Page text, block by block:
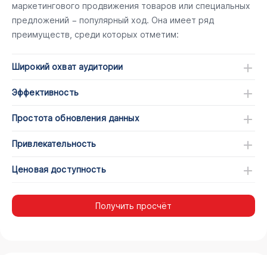
маркетингового продвижения товаров или специальных
предложений − популярный ход. Она имеет ряд
преимуществ, среди которых отметим:
Широкий охват аудитории
Эффективность
Простота обновления данных
Привлекательность
Ценовая доступность
Получить просчёт